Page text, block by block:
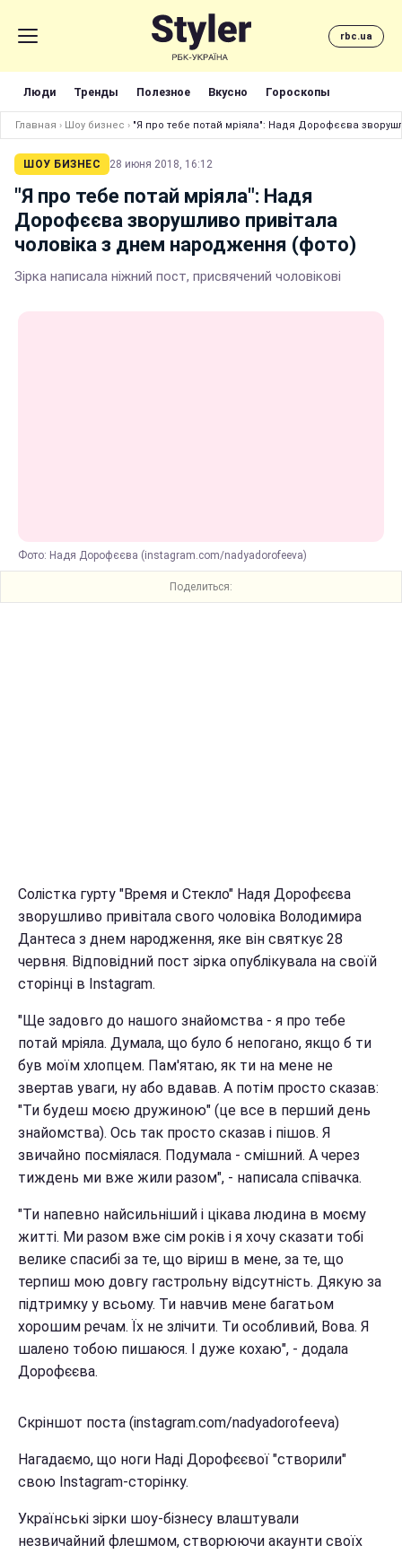
rbc.ua
Люди Тренды Полезное Вкусно Гороскопы
Главная › Шоу бизнес › "Я про тебе потай мріяла": Надя Дорофєєва
ШОУ БИЗНЕС 28 июня 2018, 16:12
"Я про тебе потай мріяла": Надя
Дорофєєва зворушливо привітала
чоловіка з днем народження (фото)
Зірка написала ніжний пост, присвячений чоловікові
Фото: Надя Дорофєєва (instagram.com/nadyadorofeeva)
Поделиться:
Солістка гурту "Время и Стекло" Надя Дорофєєва
зворушливо привітала свого чоловіка Володимира
Дантеса з днем ​​народження, яке він святкує 28
червня. Відповідний пост зірка опублікувала на своїй
сторінці в Instagram.
"Ще задовго до нашого знайомства - я про тебе
потай мріяла. Думала, що було б непогано, якщо б ти
був моїм хлопцем. Пам'ятаю, як ти на мене не
звертав уваги, ну або вдавав. А потім просто сказав:
"Ти будеш моєю дружиною" (це все в перший день
знайомства). Ось так просто сказав і пішов. Я
звичайно посміялася. Подумала - смішний. А через
тиждень ми вже жили разом", - написала співачка.
"Ти напевно найсильніший і цікава людина в моєму
житті. Ми разом вже сім років і я хочу сказати тобі
велике спасибі за те, що віриш в мене, за те, що
терпиш мою довгу гастрольну відсутність. Дякую за
підтримку у всьому. Ти навчив мене багатьом
хорошим речам. Їх не злічити. Ти особливий, Вова. Я
шалено тобою пишаюся. І дуже кохаю", - додала
Дорофєєва.
Скріншот поста (instagram.com/nadyadorofeeva)
Нагадаємо, що ноги Наді Дорофєєвої "створили"
свою Instagram-сторінку.
Українські зірки шоу-бізнесу влаштували
незвичайний флешмом, створюючи акаунти своїх